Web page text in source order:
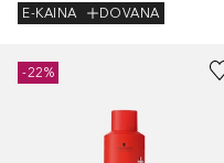
E-KAINA
DOVANA
-22%